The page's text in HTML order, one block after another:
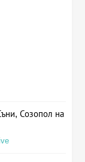
Созопол на